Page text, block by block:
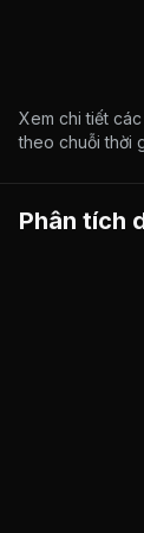
Xem chi tiết
theo chuỗi thời
Phân tích